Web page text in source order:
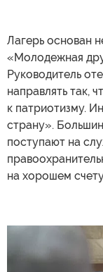
Лагерь основан
«Молодежная
Руководитель
направлять так,
к патриотизму.
страну».
поступают на
на хорошем